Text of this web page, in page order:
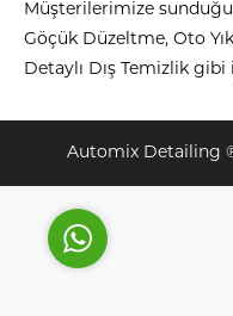
Müşterilerimize
Göçük Düzeltme, Oto
Detaylı Dış Temizlik
Automix Detailing